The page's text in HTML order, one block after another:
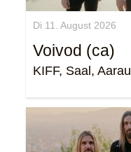
Di 11. August 2026
Voivod (ca)
KIFF, Saal, Aarau